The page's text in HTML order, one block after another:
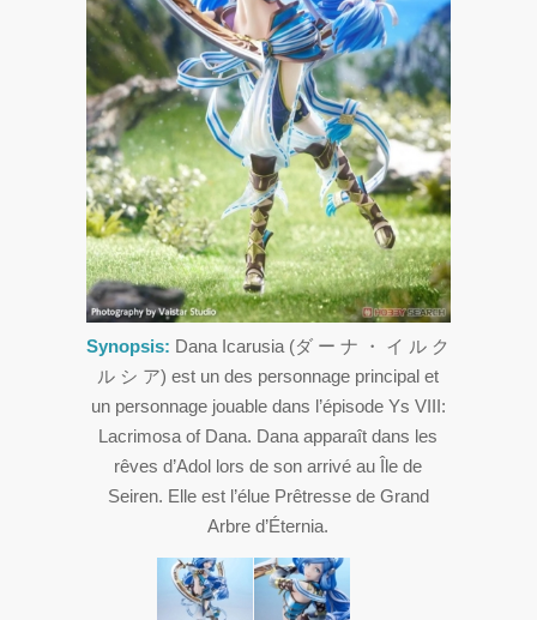
Synopsis: Dana Icarusia (ダ ー ナ ・ イ ル ク
ル シ ア) est un des personnage principal et
un personnage jouable dans l’épisode Ys VIII:
Lacrimosa of Dana. Dana apparaît dans les
rêves d’Adol lors de son arrivé au Île de
Seiren. Elle est l’élue Prêtresse de Grand
Arbre d’Éternia.